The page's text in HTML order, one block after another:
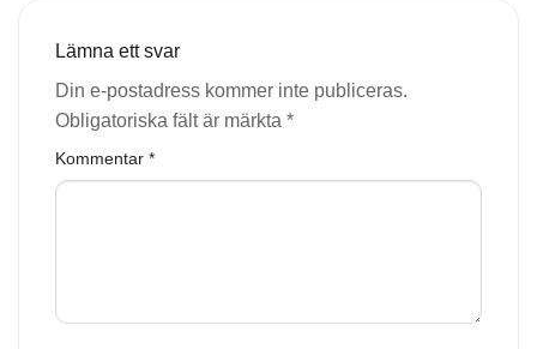
Lämna ett svar
Din e-postadress kommer inte publiceras.
Obligatoriska fält är märkta *
Kommentar *